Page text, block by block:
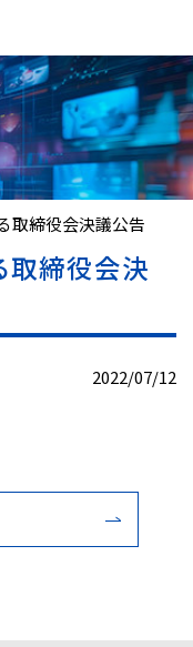
取締役会決議公告
取締役会決
2022/07/12